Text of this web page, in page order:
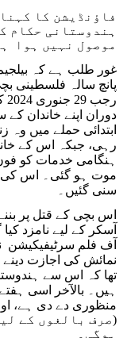
فاؤنڈیشن کا
ہندوستانی حکام
موصول نہیں ہوا
غور طلب ہے کہ
پانچ سالہ فلسطینی
دوران اپنے خاندان کے
ابتدائی حملے میں وہ
رہی، جبکہ اس کے
ہنگامی خدمات کو
موت ہو گئی۔ اس کی
سنی گئیں۔
اس بچی کے قتل پر
آسکر کے لیے نامزد
آف فلم
نمائش کی اجازت دینے
تھا کہ اس سے
ہیں۔ بالآخر اسی
(صرف بالغوں کے
ہوگی۔